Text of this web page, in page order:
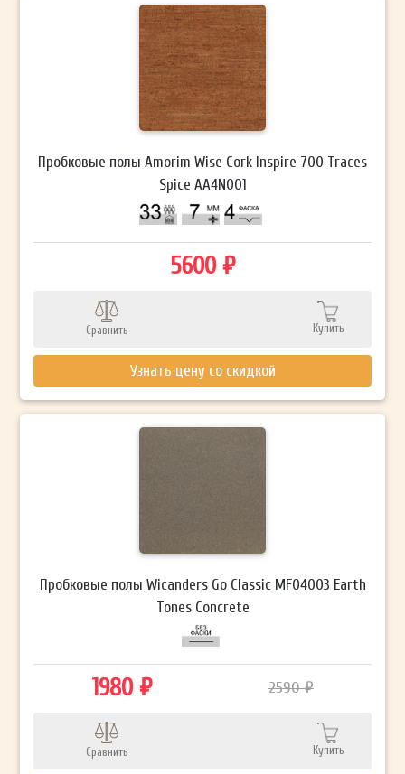
Пробковые полы Amorim Wise Cork Inspire 700 Traces
Spice AA4N001
5600 ₽
Сравнить Купить
Узнать цену со скидкой
Пробковые полы Wicanders Go Classic MF04003 Earth
Tones Concrete
1980 ₽ 2590 ₽
Сравнить Купить